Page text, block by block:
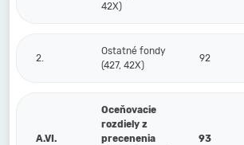
42X)
2.
Ostatné fondy
(427, 42X)
92
A.VI.
Oceňovacie
rozdiely z
precenenia
93